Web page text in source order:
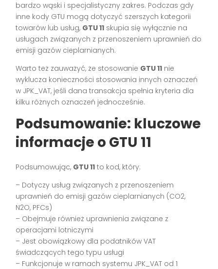
bardzo wąski i specjalistyczny zakres. Podczas gdy
inne kody GTU mogą dotyczyć szerszych kategorii
towarów lub usług, GTU 11 skupia się wyłącznie na
usługach związanych z przenoszeniem uprawnień do
emisji gazów cieplarnianych.
Warto też zauważyć, że stosowanie GTU 11 nie
wyklucza konieczności stosowania innych oznaczeń
w JPK_VAT, jeśli dana transakcja spełnia kryteria dla
kilku różnych oznaczeń jednocześnie.
Podsumowanie: kluczowe
informacje o GTU 11
Podsumowując, GTU 11 to kod, który:
– Dotyczy usług związanych z przenoszeniem
uprawnień do emisji gazów cieplarnianych (CO2,
N2O, PFCs)
– Obejmuje również uprawnienia związane z
operacjami lotniczymi
– Jest obowiązkowy dla podatników VAT
świadczących tego typu usługi
– Funkcjonuje w ramach systemu JPK_VAT od 1